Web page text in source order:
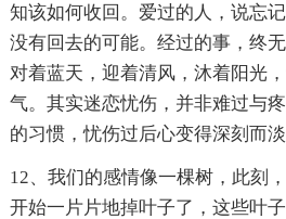
知该如何收回。爱过的人，说忘
没有回去的可能。经过的事，终
对着蓝天，迎着清风，沐着阳光
气。其实迷恋忧伤，并非难过与
的习惯，忧伤过后心变得深刻而淡
12、我们的感情像一棵树，此刻
开始一片片地掉叶子了，这些叶